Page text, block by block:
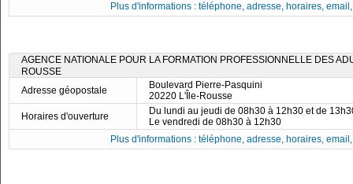
Plus d'informations : téléphone, adresse, horaires,
AGENCE NATIONALE POUR LA FORMATION PROFESSIONNELLE DES
ROUSSE
Adresse géopostale
Boulevard Pierre-Pasquini
20220 L'Île-Rousse
Horaires d'ouverture
Du lundi au jeudi de 08h30 à 12h30 et de
Le vendredi de 08h30 à 12h30
Plus d'informations : téléphone, adresse, horaires,